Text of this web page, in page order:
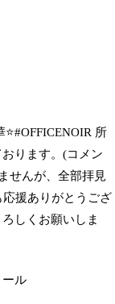
所
ります。(コメン
せんが、全部拝見
応援ありがとうござ
しくお願いしま
ール